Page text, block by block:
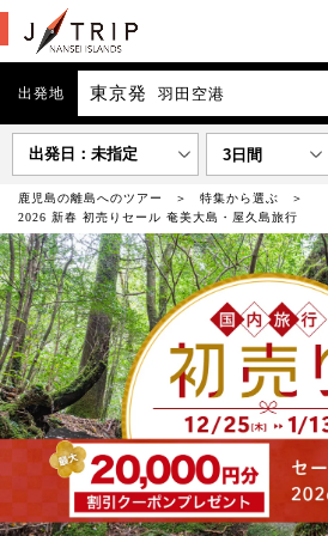
出発地 東京発 羽田空港
出発日：未指定 3日間
鹿児島の離島へのツアー
特集から選ぶ
2026 新春 初売りセール 奄美大島・屋久島旅行